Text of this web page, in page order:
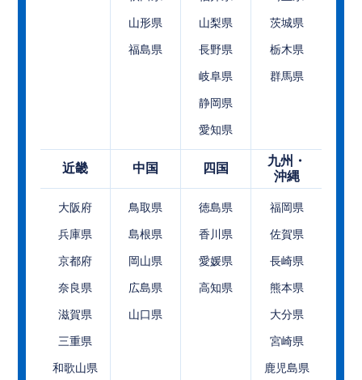
山形県
福島県
山梨県
長野県
岐阜県
静岡県
愛知県
茨城県
栃木県
群馬県
近畿
大阪府
兵庫県
京都府
奈良県
滋賀県
三重県
和歌山県
中国
鳥取県
島根県
岡山県
広島県
山口県
四国
徳島県
香川県
愛媛県
高知県
九州・
沖縄
福岡県
佐賀県
長崎県
熊本県
大分県
宮崎県
鹿児島県